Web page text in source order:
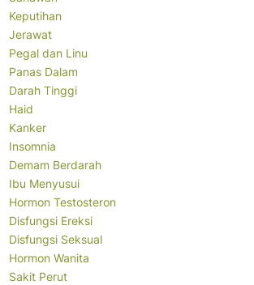
Keputihan
Jerawat
Pegal dan Linu
Panas Dalam
Darah Tinggi
Haid
Kanker
Insomnia
Demam Berdarah
Ibu Menyusui
Hormon Testosteron
Disfungsi Ereksi
Disfungsi Seksual
Hormon Wanita
Sakit Perut